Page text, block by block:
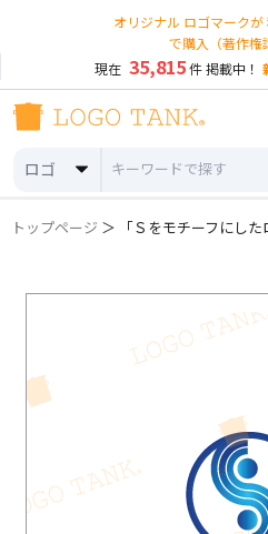
オリジナル ロゴマークが
で購入（著作権
現在 35,815件 掲載中！
ロゴ
トップページ ＞ 「Ｓをモチーフにした